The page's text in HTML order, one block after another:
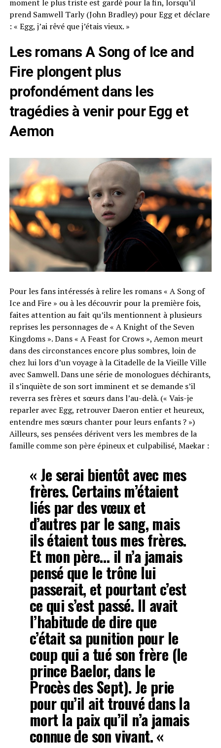
moment le plus triste est gardé pour la fin, lorsqu’il
prend Samwell Tarly (John Bradley) pour Egg et déclare
: « Egg, j’ai rêvé que j’étais vieux. »
Les romans A Song of Ice and
Fire plongent plus
profondément dans les
tragédies à venir pour Egg et
Aemon
Pour les fans intéressés à relire les romans « A Song of
Ice and Fire » ou à les découvrir pour la première fois,
faites attention au fait qu’ils mentionnent à plusieurs
reprises les personnages de « A Knight of the Seven
Kingdoms ». Dans « A Feast for Crows », Aemon meurt
dans des circonstances encore plus sombres, loin de
chez lui lors d’un voyage à la Citadelle de la Vieille Ville
avec Samwell. Dans une série de monologues déchirants,
il s’inquiète de son sort imminent et se demande s’il
reverra ses frères et sœurs dans l’au-delà. (« Vais-je
reparler avec Egg, retrouver Daeron entier et heureux,
entendre mes sœurs chanter pour leurs enfants ? »)
Ailleurs, ses pensées dérivent vers les membres de la
famille comme son père épineux et culpabilisé, Maekar :
« Je serai bientôt avec mes
frères. Certains m’étaient
liés par des vœux et
d’autres par le sang, mais
ils étaient tous mes frères.
Et mon père… il n’a jamais
pensé que le trône lui
passerait, et pourtant c’est
ce qui s’est passé. Il avait
l’habitude de dire que
c’était sa punition pour le
coup qui a tué son frère (le
prince Baelor, dans le
Procès des Sept). Je prie
pour qu’il ait trouvé dans la
mort la paix qu’il n’a jamais
connue de son vivant. «